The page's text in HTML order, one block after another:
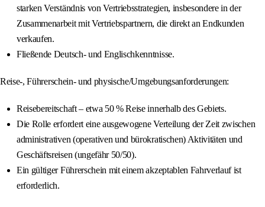
starken Verständnis von Vertriebsstrategien, insbesondere in der
Zusammenarbeit mit Vertriebspartnern, die direkt an Endkunden
verkaufen.
Fließende Deutsch- und Englischkenntnisse.
Reise-, Führerschein- und physische/Umgebungsanforderungen:
Reisebereitschaft – etwa 50 % Reise innerhalb des Gebiets.
Die Rolle erfordert eine ausgewogene Verteilung der Zeit zwischen
administrativen (operativen und bürokratischen) Aktivitäten und
Geschäftsreisen (ungefähr 50/50).
Ein gültiger Führerschein mit einem akzeptablen Fahrverlauf ist
erforderlich.